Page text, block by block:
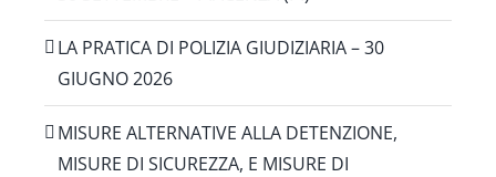
LA PRATICA DI POLIZIA GIUDIZIARIA – 30
GIUGNO 2026
MISURE ALTERNATIVE ALLA DETENZIONE,
MISURE DI SICUREZZA, E MISURE DI